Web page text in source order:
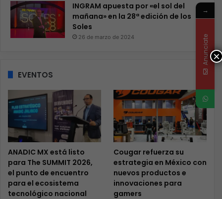
INGRAM apuesta por «el sol del
mañana» en la 28ª edición de los
Soles
26 de marzo de 2024
EVENTOS
ANADIC MX está listo
para The SUMMIT 2026,
el punto de encuentro
para el ecosistema
tecnológico nacional
Cougar refuerza su
estrategia en México con
nuevos productos e
innovaciones para
gamers
×
→
Anunciate